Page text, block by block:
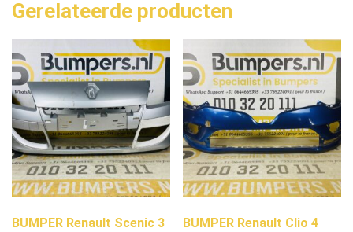
Gerelateerde producten
BUMPER Renault Scenic 3
BUMPER Renault Clio 4